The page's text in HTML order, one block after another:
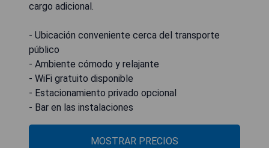
cargo adicional.
- Ubicación conveniente cerca del transporte
público
- Ambiente cómodo y relajante
- WiFi gratuito disponible
- Estacionamiento privado opcional
- Bar en las instalaciones
MOSTRAR PRECIOS